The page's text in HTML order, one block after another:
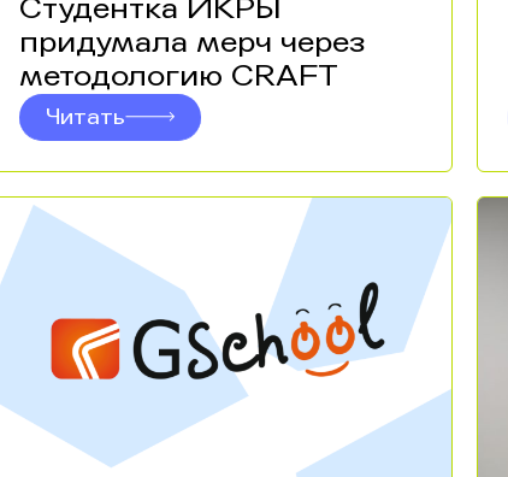
Студентка ИКРЫ
придумала мерч через
методологию CRAFT
Читать